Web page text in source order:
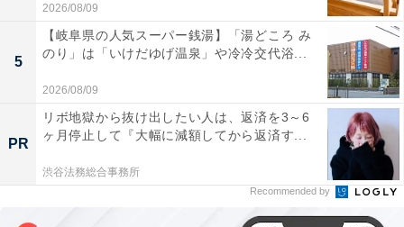
ン漫画です。
『週刊少年ジャンプ』（同）にて1997年より連載開始、
コミックスの累計発行部数は5億1000万部を突破してい
ます。1999年からアニメも放送されており、2023年には
Netflixで実写ドラマ版も公開されました。20年以上続く
長寿作品ですが、幅広い年代に人気があります。
回答者からは、「ONE PIECEには人を惹き付けるストー
2026/08/09
5
【岐阜県の人気スーパー銭湯】「湯どころ み
のり」は「いけだゆげ温泉」や冷冷交代浴...
2026/08/09
PR
リボ地獄から抜け出したい人は、返済を3～6
ヶ月停止して『大幅に減額してから返済す...
渋谷法務総合事務所
Recommended by